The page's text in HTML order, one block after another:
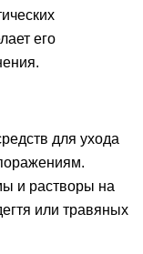
его
для ухода
и растворы на
или травяных